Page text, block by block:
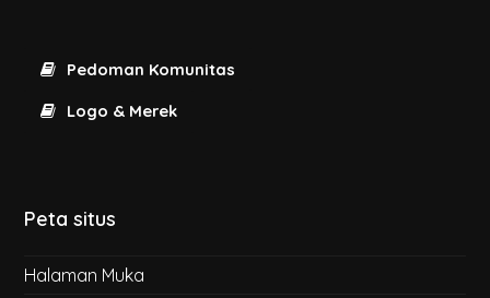
Pedoman Komunitas
Logo & Merek
Peta situs
Halaman Muka